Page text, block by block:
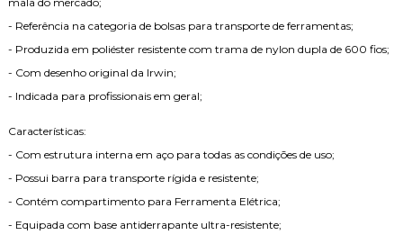
- Referência na categoria de bolsas para transporte de ferramentas;
- Produzida em poliéster resistente com trama de nylon dupla de 600 fios;
- Com desenho original da Irwin;
- Indicada para profissionais em geral;
Características:
- Com estrutura interna em aço para todas as condições de uso;
- Possui barra para transporte rígida e resistente;
- Contém compartimento para Ferramenta Elétrica;
- Equipada com base antiderrapante ultra-resistente;